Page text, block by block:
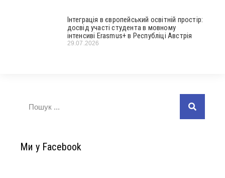
Інтеграція в європейський освітній простір:
досвід участі студента в мовному
інтенсиві Erasmus+ в Республіці Австрія
29.07.2026
Ми у Facebook